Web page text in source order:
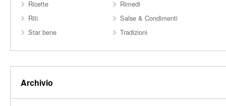
Ricette
Rimedi
Riti
Salse & Condimenti
Star bene
Tradizioni
Archivio